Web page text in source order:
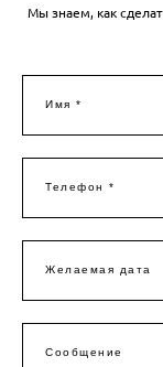
Мы знаем, как
Имя *
Телефон *
Желаемая дата
Сообщение